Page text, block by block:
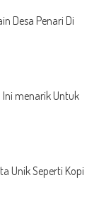
Desa Penari Di
Ini menarik Untuk
Unik Seperti Kopi